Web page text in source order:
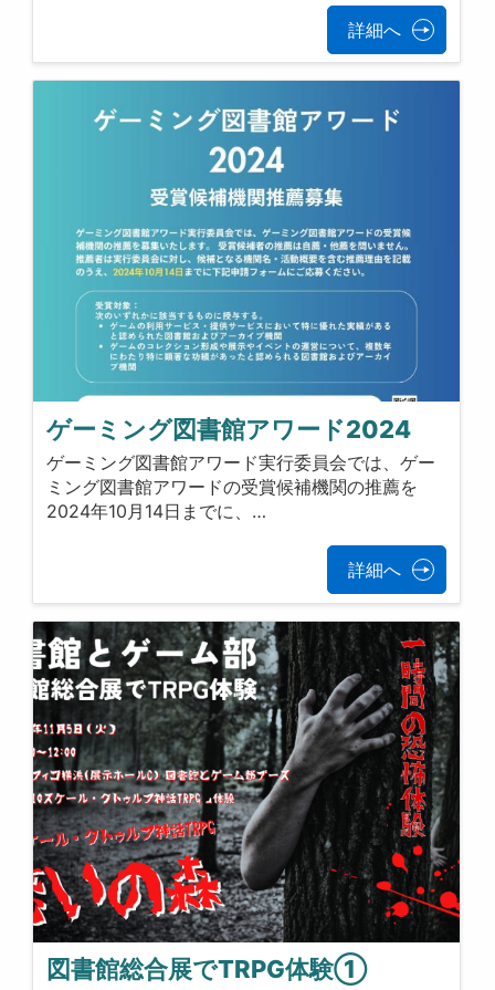
詳細へ
ゲーミング図書館アワード2024
ゲーミング図書館アワード実行委員会では、ゲー
ミング図書館アワードの受賞候補機関の推薦を
2024年10月14日までに、…
詳細へ
図書館総合展でTRPG体験①